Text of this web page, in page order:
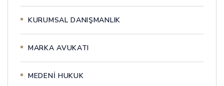
KURUMSAL DANIŞMANLIK
MARKA AVUKATI
MEDENİ HUKUK